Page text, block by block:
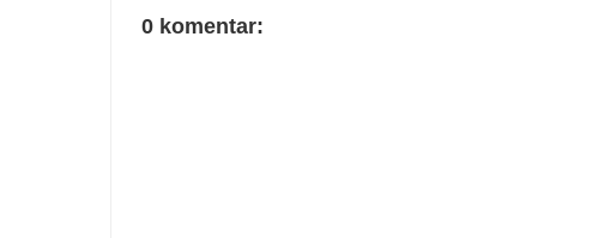
0 komentar: